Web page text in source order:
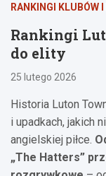
RANKINGI KLUBÓW I
Rankingi
do elity
25 lutego 2026
Historia Luton
i upadkach, jakich
angielskiej piłce.
„The Hatters”